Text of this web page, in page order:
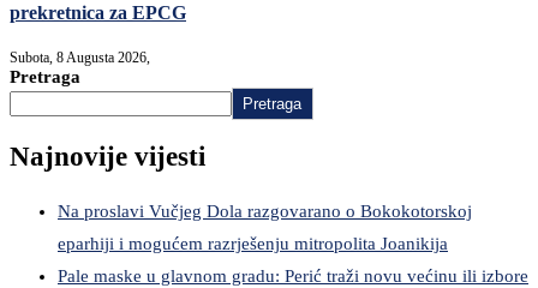
prekretnica za EPCG
Subota, 8 Augusta 2026,
Pretraga
Pretraga
Najnovije vijesti
Na proslavi Vučjeg Dola razgovarano o Bokokotorskoj
eparhiji i mogućem razrješenju mitropolita Joanikija
Pale maske u glavnom gradu: Perić traži novu većinu ili izbore